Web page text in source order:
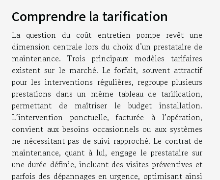
Comprendre la tarification
La question du coût entretien pompe revêt une
dimension centrale lors du choix d’un prestataire de
maintenance. Trois principaux modèles tarifaires
existent sur le marché. Le forfait, souvent attractif
pour les interventions régulières, regroupe plusieurs
prestations dans un même tableau de tarification,
permettant de maîtriser le budget installation.
L’intervention ponctuelle, facturée à l’opération,
convient aux besoins occasionnels ou aux systèmes
ne nécessitant pas de suivi rapproché. Le contrat de
maintenance, quant à lui, engage le prestataire sur
une durée définie, incluant des visites préventives et
parfois des dépannages en urgence, optimisant ainsi